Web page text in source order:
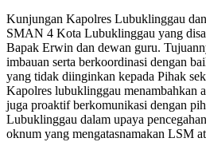
Kunjungan Kapolres Lubuklinggau
SMAN 4 Kota Lubuklinggau yang
Bapak Erwin dan dewan guru.
imbauan serta berkoordinasi dengan
yang tidak diinginkan kepada Pihak
Kapolres lubuklinggau menambahkan
juga proaktif berkomunikasi dengan
Lubuklinggau dalam upaya
oknum yang mengatasnamakan LSM